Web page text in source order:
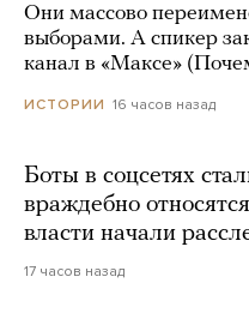
Они массово
выборами. А спикер
канал в «Максе»
ИСТОРИИ 16 часов назад
Боты в соцсетях
враждебно
власти начали
17 часов назад